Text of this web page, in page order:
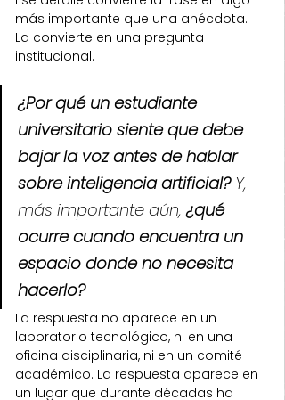
más importante que una anécdota.
La convierte en una pregunta
institucional.
¿Por qué un estudiante
universitario siente que debe
bajar la voz antes de hablar
sobre inteligencia artificial? Y,
más importante aún, ¿qué
ocurre cuando encuentra un
espacio donde no necesita
hacerlo?
La respuesta no aparece en un
laboratorio tecnológico, ni en una
oficina disciplinaria, ni en un comité
académico. La respuesta aparece en
un lugar que durante décadas ha